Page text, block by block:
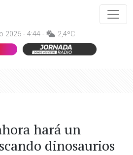
2026 - 4:44 - 2,4ºC
hará un
dinosaurios